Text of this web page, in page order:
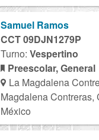
Samuel Ramos
CCT 09DJN1279P
Turno: Vespertino
Preescolar, General
La Magdalena
Magdalena Contreras,
México